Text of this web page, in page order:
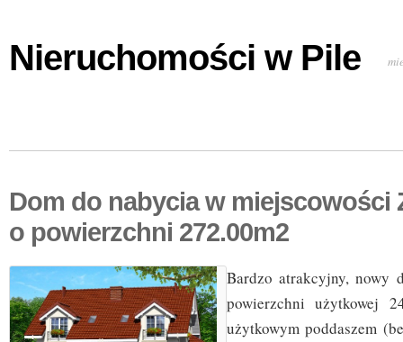
Nieruchomości w Pile
Dom do nabycia w miejscowości
o powierzchni 272.00m2
Bardzo atrakcyjny, nowy
powierzchni użytkowej
użytkowym poddaszem